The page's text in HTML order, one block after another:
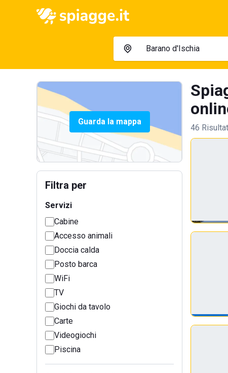
Guarda la mappa
Filtra per
Servizi
Cabine
Accesso animali
Doccia calda
Posto barca
WiFi
TV
Giochi da tavolo
Carte
Videogiochi
Piscina
46